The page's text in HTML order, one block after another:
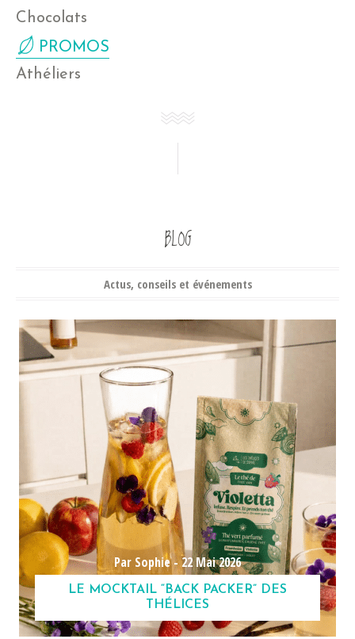
Chocolats
PROMOS
Athéliers
BLOG
Actus, conseils et événements
Par Sophie -22 Mai 2026
LE MOCKTAIL “BACK PACKER” DES
THÉLICES